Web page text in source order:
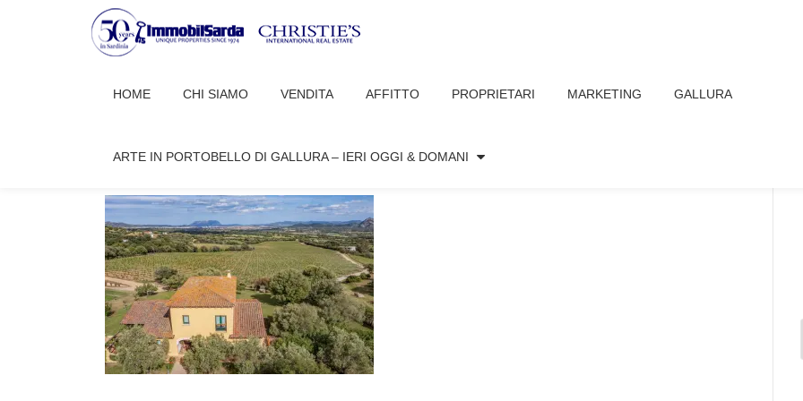
HOME CHI SIAMO VENDITA AFFITTO PROPRIETARI MARKETING GALLURA
ARTE IN PORTOBELLO DI GALLURA – IERI OGGI & DOMANI
readazione Porto Cervo Novembre 10, 2022